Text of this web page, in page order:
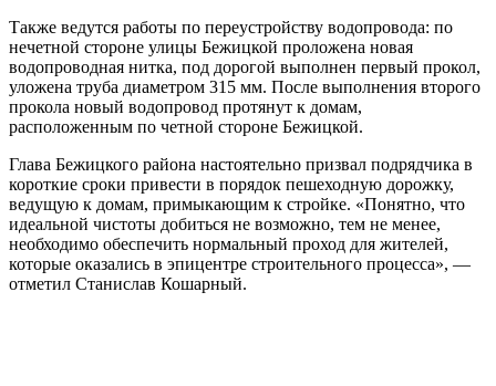
Также ведутся работы по переустройству водопровода: по
нечетной стороне улицы Бежицкой проложена новая
водопроводная нитка, под дорогой выполнен первый прокол,
уложена труба диаметром 315 мм. После выполнения второго
прокола новый водопровод протянут к домам,
расположенным по четной стороне Бежицкой.
Глава Бежицкого района настоятельно призвал подрядчика в
короткие сроки привести в порядок пешеходную дорожку,
ведущую к домам, примыкающим к стройке. «Понятно, что
идеальной чистоты добиться не возможно, тем не менее,
необходимо обеспечить нормальный проход для жителей,
которые оказались в эпицентре строительного процесса», —
отметил Станислав Кошарный.